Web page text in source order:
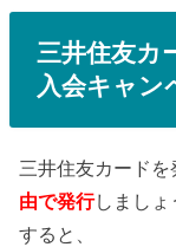
三井住友カ
入会キャン
三井住友カードを
由で発行しましょ
すると、